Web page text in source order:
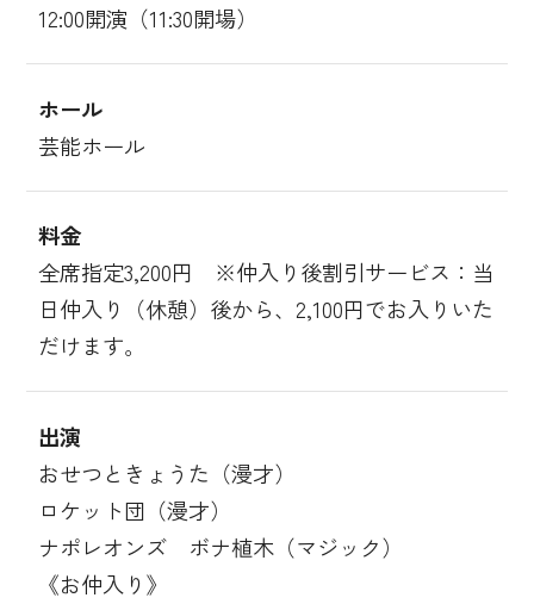
12:00開演（11:30開場）
ホール
芸能ホール
料金
全席指定3,200円 ※仲入り後割引サービス：当
日仲入り（休憩）後から、2,100円でお入りいた
だけます。
出演
おせつときょうた（漫才）
ロケット団（漫才）
ナポレオンズ ボナ植木（マジック）
《お仲入り》